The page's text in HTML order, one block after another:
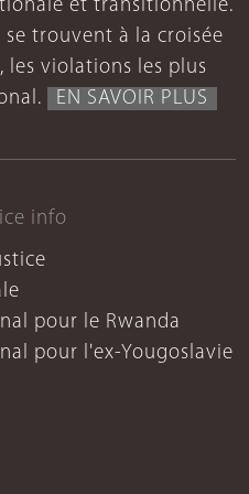
et transitionnelle.
se trouvent à la croisée
les violations les plus
EN SAVOIR PLUS
info
pour le Rwanda
pour l'ex-Yougoslavie